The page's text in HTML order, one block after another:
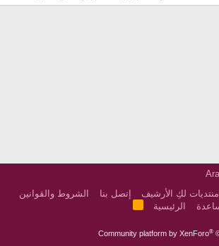
منتديات لكِ الأرشيف إتصل بنا
الشروط والقوانين
الرئيسية
Community platform by XenForo®